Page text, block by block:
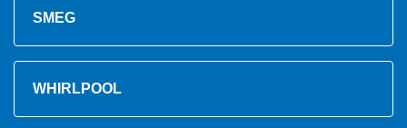
SMEG
WHIRLPOOL